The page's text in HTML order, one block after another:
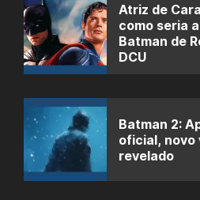
Atriz de
como seria
Batman de
DCU
Batman 2:
oficial, novo
revelado